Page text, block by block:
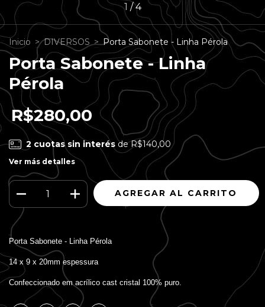
1 /4
Inicio > DIVERSOS > Porta Sabonete - Linha Pérola
Porta Sabonete - Linha
Pérola
R$280,00
2 cuotas sin interésdeR$140,00
Ver más detalles
Porta Sabonete - Linha Pérola
14 x 9 x 20mm espessura
Confeccionado em acrílico cast cristal 100% puro.